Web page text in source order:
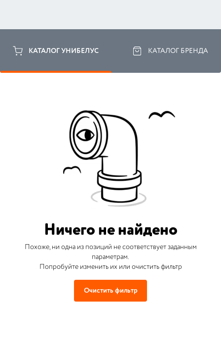
КАТАЛОГ УНИБЕЛУС КАТАЛОГ БРЕНДА
Ничего не найдено
Похоже, ни одна из позиций не соответствует заданным
параметрам.
Попробуйте изменить их или очистить фильтр
Очистить фильтр